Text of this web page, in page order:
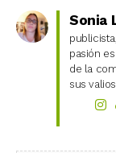
Sonia
pasión
de la
sus